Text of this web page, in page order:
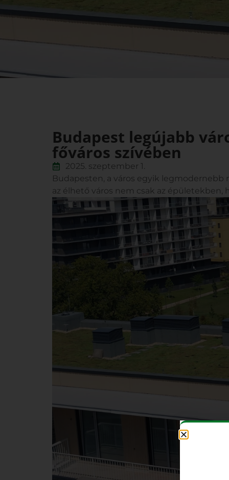
Budapest legújabb
főváros szívében
2025. szeptember 1.
Budapesten, a város egyik
az élhető város nem csak az épületekben,